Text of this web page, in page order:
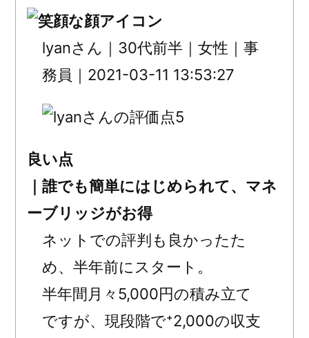
lyanさん｜30代前半｜女性｜事
務員｜2021-03-11 13:53:27
5
良い点
｜誰でも簡単にはじめられて、マネ
ーブリッジがお得
ネットでの評判も良かったた
め、半年前にスタート。
半年間月々5,000円の積み立て
ですが、現段階で⁺2,000の収支